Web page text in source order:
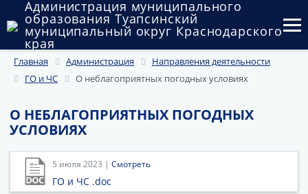
Администрация муниципального
образования Туапсинский
муниципальный округ Краснодарского
края
Округ
Муниципальные закупки
Государственный и муниципальный контроль
Муниципальное имущество
Главная Администрация
Направления деятельности
ГО и ЧС
О неблагоприятных погодных условиях
О НЕБЛАГОПРИЯТНЫХ ПОГОДНЫХ
УСЛОВИЯХ
5 июля 2023 | Смотреть
ГО и ЧС .doc